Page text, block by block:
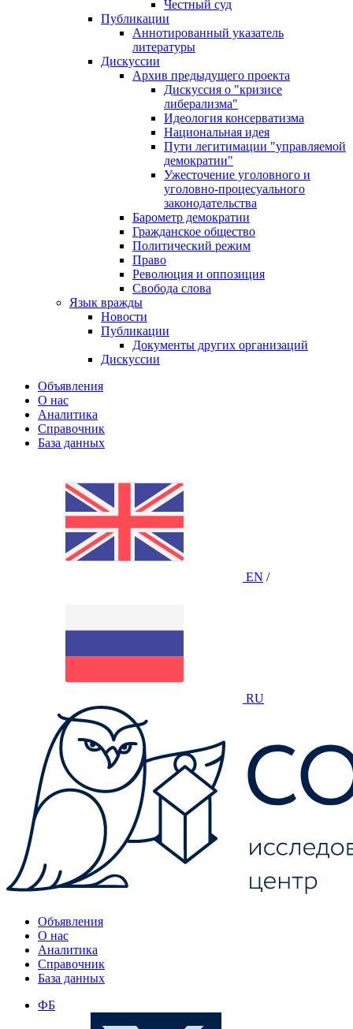
Честный суд
Публикации
Аннотированный указатель
литературы
Дискуссии
Архив предыдущего проекта
Дискуссия о "кризисе
либерализма"
Идеология консерватизма
Национальная идея
Пути легитимации "управляемой
демократии"
Ужесточение уголовного и
уголовно-процесуального
законодательства
Барометр демократии
Гражданское общество
Политический режим
Право
Революция и оппозиция
Свобода слова
Язык вражды
Новости
Публикации
Документы других организаций
Дискуссии
Объявления
О нас
Аналитика
Справочник
База данных
EN /
RU
Объявления
О нас
Аналитика
Справочник
База данных
ФБ